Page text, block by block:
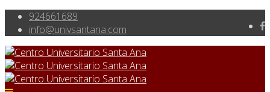
924661689
info@univsantana.com